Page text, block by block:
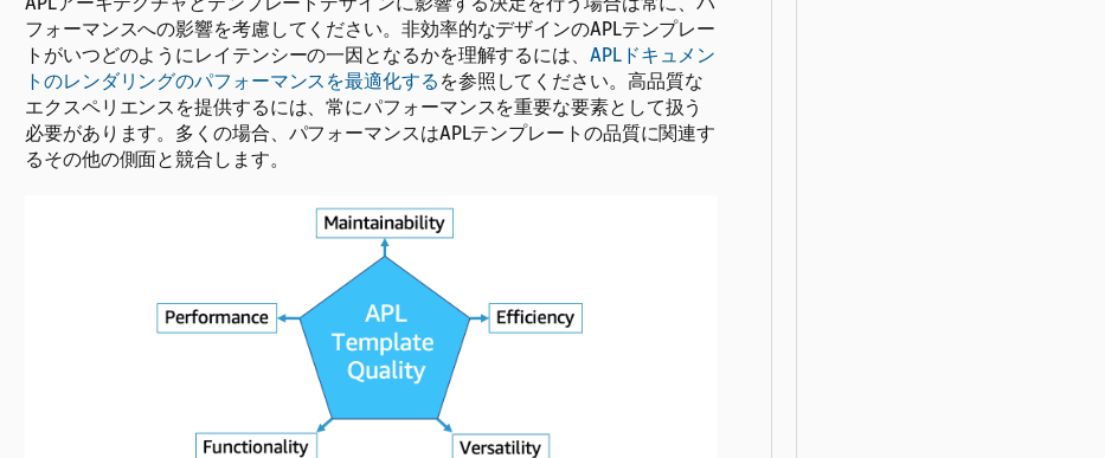
フォーマンスへの影響を考慮してください。非効率的なデザインのAPLテンプレー
トがいつどのようにレイテンシーの一因となるかを理解するには、 APLドキュメン
トのレンダリングのパフォーマンスを最適化する を参照してください。高品質な
エクスペリエンスを提供するには、常にパフォーマンスを重要な要素として扱う
必要があります。多くの場合、パフォーマンスはAPLテンプレートの品質に関連す
るその他の側面と競合します。